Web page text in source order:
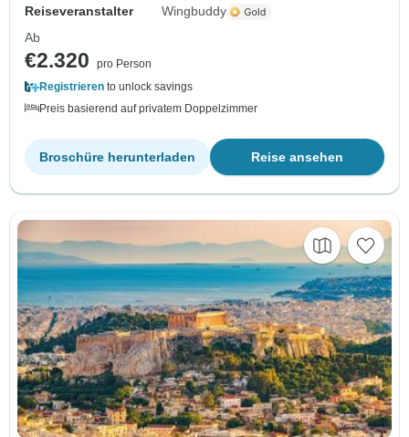
Reiseveranstalter
Wingbuddy
Ab
€2.320
pro Person
Registrieren to unlock savings
Preis basierend auf privatem Doppelzimmer
Reise ansehen
Broschüre herunterladen